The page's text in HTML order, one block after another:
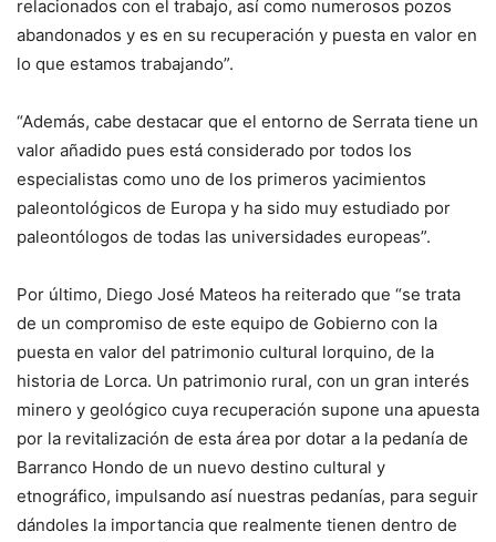
relacionados con el trabajo, así como numerosos pozos
abandonados y es en su recuperación y puesta en valor en
lo que estamos trabajando”.
“Además, cabe destacar que el entorno de Serrata tiene un
valor añadido pues está considerado por todos los
especialistas como uno de los primeros yacimientos
paleontológicos de Europa y ha sido muy estudiado por
paleontólogos de todas las universidades europeas”.
Por último, Diego José Mateos ha reiterado que “se trata
de un compromiso de este equipo de Gobierno con la
puesta en valor del patrimonio cultural lorquino, de la
historia de Lorca. Un patrimonio rural, con un gran interés
minero y geológico cuya recuperación supone una apuesta
por la revitalización de esta área por dotar a la pedanía de
Barranco Hondo de un nuevo destino cultural y
etnográfico, impulsando así nuestras pedanías, para seguir
dándoles la importancia que realmente tienen dentro de